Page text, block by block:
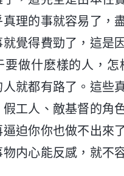
理的事就容易了，
覺得費勁了，這是
要做什麽樣的人，
就都有路了。這些
假工人、敵基督的角
迫你你也做不出來
内心能反感，就不